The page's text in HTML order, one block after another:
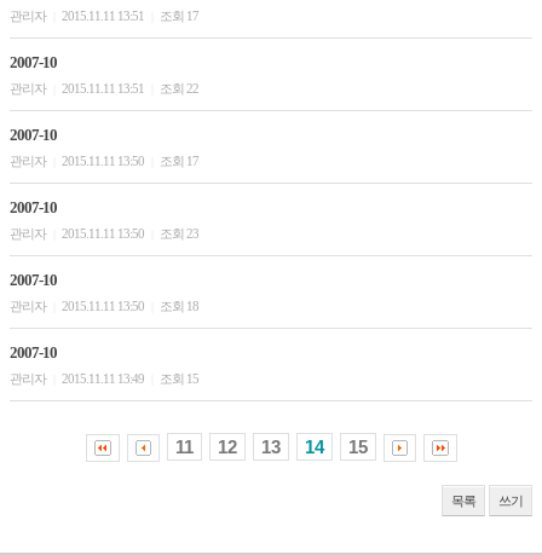
관리자 2015.11.11 13:51 조회 17
2007-10
관리자 2015.11.11 13:51 조회 22
2007-10
관리자 2015.11.11 13:50 조회 17
2007-10
관리자 2015.11.11 13:50 조회 23
2007-10
관리자 2015.11.11 13:50 조회 18
2007-10
관리자 2015.11.11 13:49 조회 15
11 12 13 14 15
목록 쓰기